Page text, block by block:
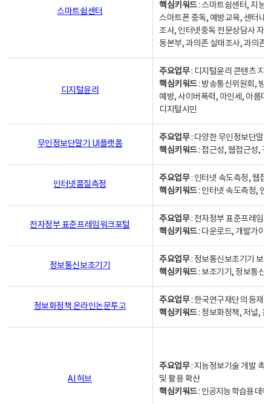
스마트쉼센터
핵심키워드: 스마트쉼센터, 지능
스마트폰 중독, 예방교육, 센터내
조사, 인터넷중독 전문상담사 자
동본부, 과의존 실태조사, 과의존
디지털윤리
주요업무: 디지털윤리 콘텐츠 지
핵심키워드: 방송통신위원회, 방
예방, 사이버폭력, 아인세, 아름
디지털시민
무인정보단말기 UI플랫폼
주요업무: 다양한 무인정보단말
핵심키워드: 접근성, 웹접근성,
인터넷품질측정
주요업무: 인터넷 속도측정, 웹접
핵심키워드: 인터넷 속도측정, 인
전자정부 표준프레임워크포털
주요업무: 전자정부 표준프레임
핵심키워드: 다운로드, 개발가이
정보통신보조기기
주요업무: 정보통신보조기기 보
핵심키워드: 보조기기, 정보통신
정보화정책 온라인논문투고
주요업무: 한국연구재단의 등재
핵심키워드: 정보화정책, 저널,
AI 허브
주요업무: 지능정보기술 개발 촉
및 활용 확산
핵심키워드: 인공지능 학습용 데